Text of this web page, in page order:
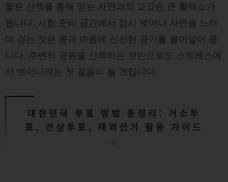
짧은 산책을 통해 얻는 자연과의 교감은 큰 활력소가
됩니다. 시험 준비 공간에서 잠시 벗어나 자연을 느끼
며 걷는 것은 몸과 마음에 신선한 공기를 불어넣어 줍
니다. 주변의 공원을 산책하는 것만으로도 스트레스에
서 벗어나려는 첫 걸음이 될 것입니다.
대한민국 투표 방법 총정리: 거소투
표, 선상투표, 재외선거 활용 가이드